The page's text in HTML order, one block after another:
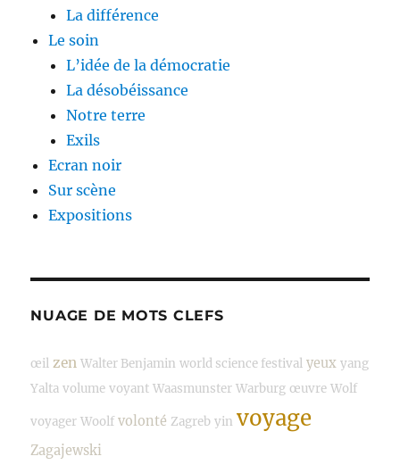
La différence
Le soin
L’idée de la démocratie
La désobéissance
Notre terre
Exils
Ecran noir
Sur scène
Expositions
NUAGE DE MOTS CLEFS
œil zen Walter Benjamin world science festival yeux yang
Yalta volume voyant Waasmunster Warburg œuvre Wolf
voyager Woolf volonté Zagreb yin voyage
Zagajewski